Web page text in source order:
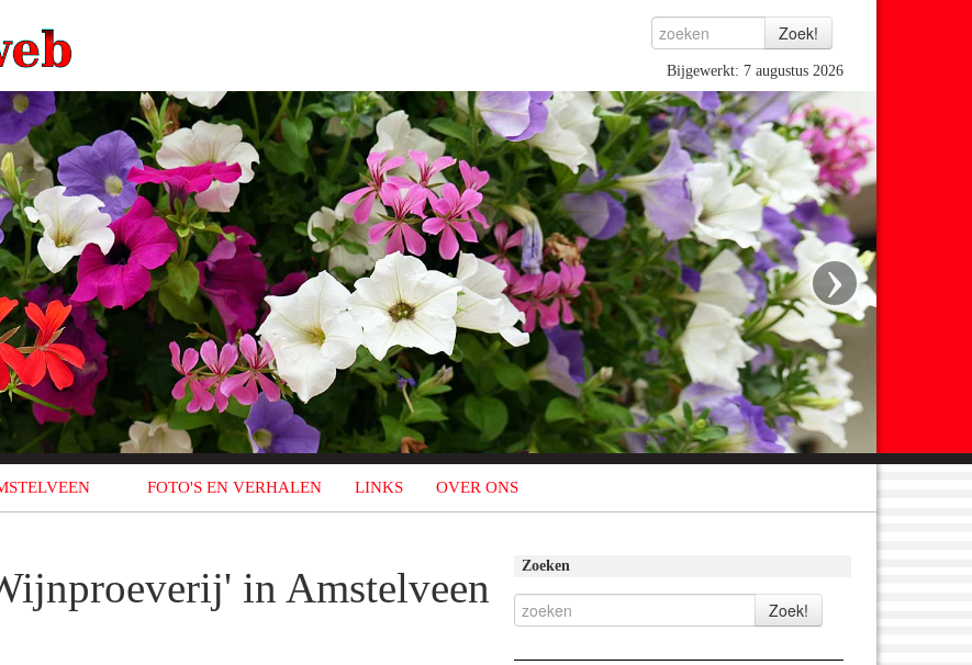
Bijgewerkt: 7 augustus 2026
›
FOTO'S EN VERHALEN LINKS OVER ONS
in Amstelveen Zoeken